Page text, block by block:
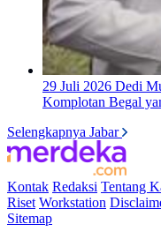
29 Juli 2026 Dedi
Komplotan Begal
Selengkapnya Jabar
Kontak Redaksi Tentang
Riset Workstation
Sitemap